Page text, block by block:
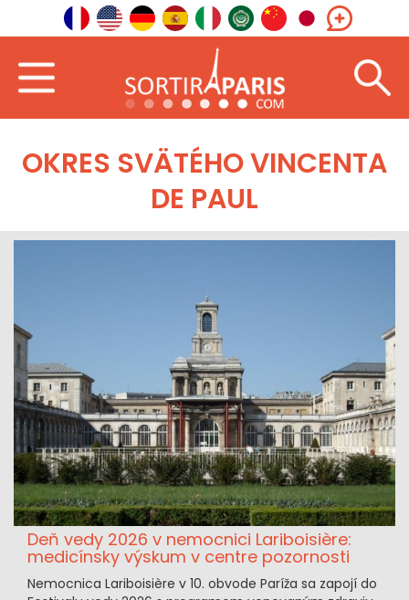
OKRES SVÄTÉHO VINCENTA
DE PAUL
Deň vedy 2026 v nemocnici Lariboisière:
medicínsky výskum v centre pozornosti
Nemocnica Lariboisière v 10. obvode Paríža sa zapojí do